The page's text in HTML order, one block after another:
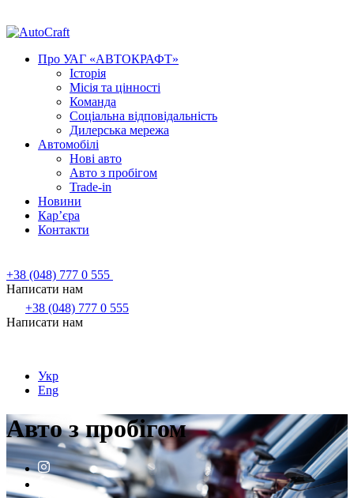
Про УАГ «АВТОКРАФТ»
Історія
Місія та цінності
Команда
Соціальна відповідальність
Дилерська мережа
Автомобілі
Нові авто
Авто з пробігом
Trade-in
Новини
Кар’єра
Контакти
+38 (048) 777 0 555
Написати нам
+38 (048) 777 0 555
Написати нам
Укр
Eng
Авто з пробігом